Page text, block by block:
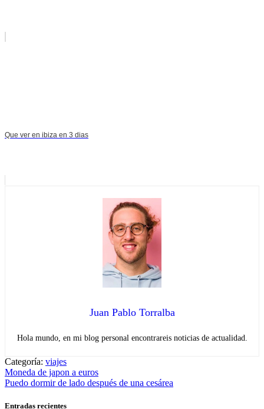
Que ver en ibiza en 3 dias
Juan Pablo Torralba
Hola mundo, en mi blog personal encontrareis noticias de actualidad.
Categoría: viajes
Navegación
de
Entrada
anterior:
Moneda de japon a euros
Entrada
Puedo dormir de lado después de una cesárea
Entradas recientes